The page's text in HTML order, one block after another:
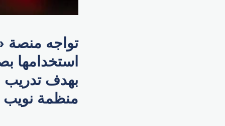
تواجه منصة
استخدامها
بهدف تدريب
منظمة نويب